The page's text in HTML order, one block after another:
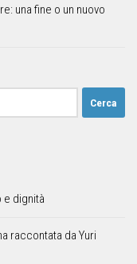
una fine o un nuovo
e dignità
raccontata da Yuri